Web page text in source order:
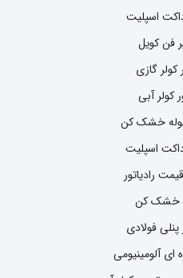
اسپلیت
فن کویل
کولر گازی
کولر آبی
خشک کن
اسپلیت
رادیاتور
خشک کن
پنلی فولادی
ای آلومینیومی